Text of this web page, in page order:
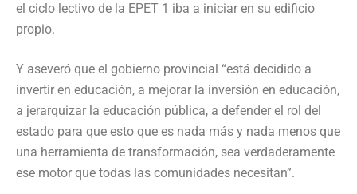
el ciclo lectivo de la EPET 1 iba a iniciar en su edificio
propio.
Y aseveró que el gobierno provincial “está decidido a
invertir en educación, a mejorar la inversión en educación,
a jerarquizar la educación pública, a defender el rol del
estado para que esto que es nada más y nada menos que
una herramienta de transformación, sea verdaderamente
ese motor que todas las comunidades necesitan”.